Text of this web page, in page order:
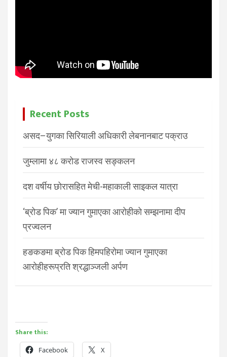
Recent Posts
असद–युगका सिरियाली अधिकारी लेबनानबाट पक्राउ
जुम्लामा ४८ करोड राजस्व सङ्कलन
दश वर्षीय छोरासहित मेची-महाकाली साइकल यात्रा
‘ब्रोड पिक’ मा ज्यान गुमाएका आरोहीको सम्झनामा दीप
प्रज्वलन
हङकङमा ब्रोड पिक हिमपहिरोमा ज्यान गुमाएका
आरोहीहरूप्रति श्रद्धाञ्जली अर्पण
Share this:
Facebook X